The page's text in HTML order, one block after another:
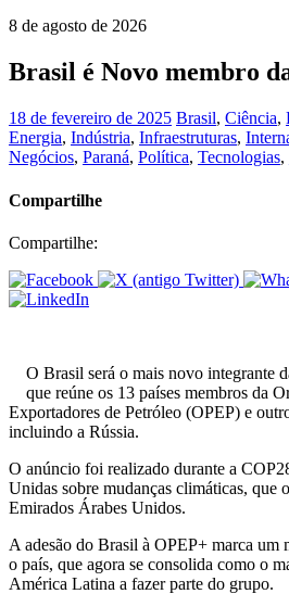
8 de agosto de 2026
Brasil é Novo membro
18 de fevereiro de 2025 Brasil, Ciência,
Energia, Indústria, Infraestruturas,
Negócios, Paraná, Política, Tecnologias,
Compartilhe
Compartilhe:
O Brasil será o mais novo integrante
que reúne os 13 países membros da
Exportadores de Petróleo (OPEP) e
incluindo a Rússia.
O anúncio foi realizado durante a
Unidas sobre mudanças climáticas, que
Emirados Árabes Unidos.
A adesão do Brasil à OPEP+ marca um
o país, que agora se consolida como o
América Latina a fazer parte do grupo.